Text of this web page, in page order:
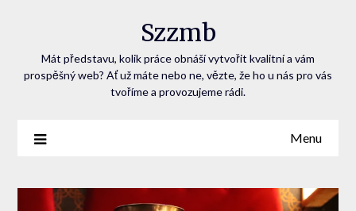
Szzmb
Mát představu, kolik práce obnáší vytvořit kvalitní a vám
prospěšný web? Ať už máte nebo ne, vězte, že ho u nás pro vás
tvoříme a provozujeme rádi.
Menu